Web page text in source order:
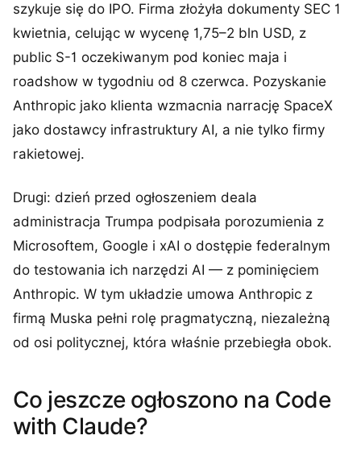
szykuje się do IPO. Firma złożyła dokumenty SEC 1
kwietnia, celując w wycenę 1,75–2 bln USD, z
public S-1 oczekiwanym pod koniec maja i
roadshow w tygodniu od 8 czerwca. Pozyskanie
Anthropic jako klienta wzmacnia narrację SpaceX
jako dostawcy infrastruktury AI, a nie tylko firmy
rakietowej.
Drugi: dzień przed ogłoszeniem deala
administracja Trumpa podpisała porozumienia z
Microsoftem, Google i xAI o dostępie federalnym
do testowania ich narzędzi AI — z pominięciem
Anthropic. W tym układzie umowa Anthropic z
firmą Muska pełni rolę pragmatyczną, niezależną
od osi politycznej, która właśnie przebiegła obok.
Co jeszcze ogłoszono na Code
with Claude?